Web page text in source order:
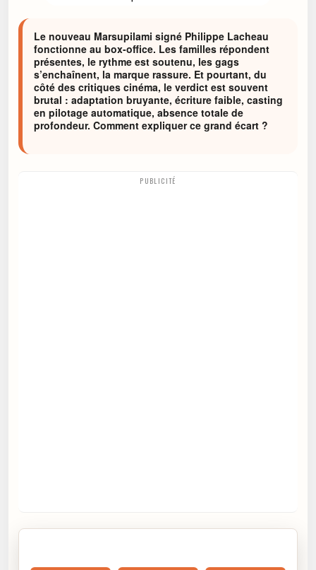
Le nouveau Marsupilami signé Philippe Lacheau
fonctionne au box-office. Les familles répondent
présentes, le rythme est soutenu, les gags
s’enchaînent, la marque rassure. Et pourtant, du
côté des critiques cinéma, le verdict est souvent
brutal : adaptation bruyante, écriture faible, casting
en pilotage automatique, absence totale de
profondeur. Comment expliquer ce grand écart ?
PUBLICITÉ